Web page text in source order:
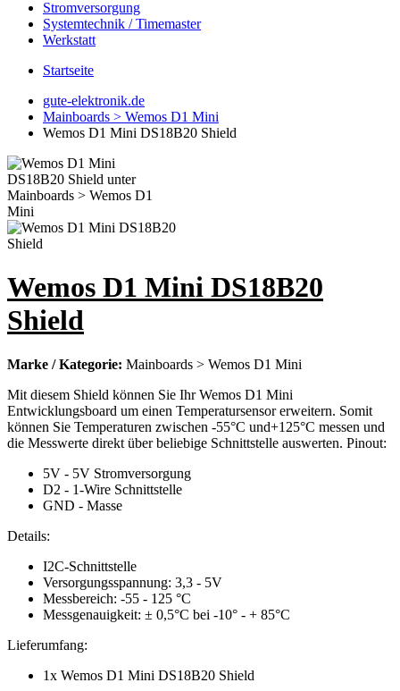
Stromversorgung
Systemtechnik / Timemaster
Werkstatt
Startseite
gute-elektronik.de
Mainboards > Wemos D1 Mini
Wemos D1 Mini DS18B20 Shield
Wemos D1 Mini DS18B20
Shield
Marke / Kategorie: Mainboards > Wemos D1 Mini
Mit diesem Shield können Sie Ihr Wemos D1 Mini
Entwicklungsboard um einen Temperatursensor erweitern. Somit
können Sie Temperaturen zwischen -55°C und+125°C messen und
die Messwerte direkt über beliebige Schnittstelle auswerten. Pinout:
5V - 5V Stromversorgung
D2 - 1-Wire Schnittstelle
GND - Masse
Details:
I2C-Schnittstelle
Versorgungsspannung: 3,3 - 5V
Messbereich: -55 - 125 °C
Messgenauigkeit: ± 0,5°C bei -10° - + 85°C
Lieferumfang:
1x Wemos D1 Mini DS18B20 Shield